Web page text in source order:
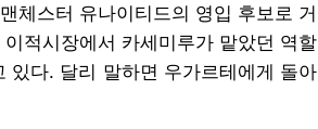
체스터 유나이티드의 영입 후보로 거
적시장에서 카세미루가 맡았던 역할
있다. 달리 말하면 우가르테에게 돌아